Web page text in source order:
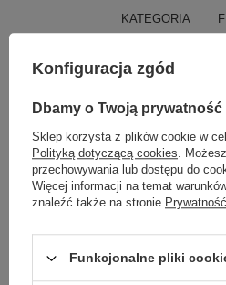
KATEGORIA
Parametry bezpieczeństwa
Ciekawostki do gitary
Konfiguracja zgód
Dbamy o Twoją prywatność
Sklep korzysta z plików cookie w
Polityką dotyczącą cookies.
przechowywania lub dostępu do
Więcej informacji na temat
znaleźć także na stronie
Funkcjonalne pliki